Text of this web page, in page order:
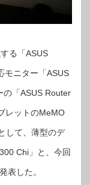
る「ASUS
モニター「ASUS
の「ASUS Router
レットのMeMO
して、薄型のデ
Chi」と、今回
表した。